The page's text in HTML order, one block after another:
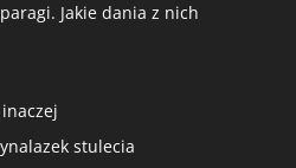
Jakie dania z nich
stulecia